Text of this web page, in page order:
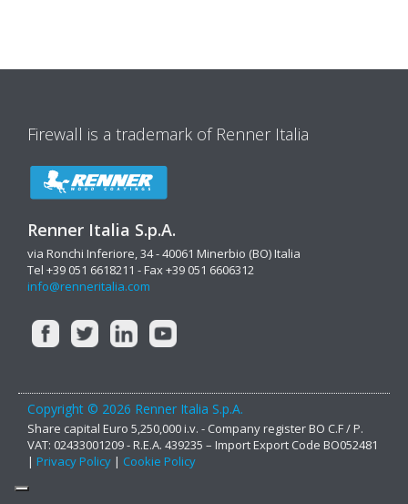
Firewall is a trademark of Renner Italia
Renner Italia S.p.A.
via Ronchi Inferiore, 34 - 40061 Minerbio (BO) Italia
Tel +39 051 6618211 - Fax +39 051 6606312
info@renneritalia.com
Copyright © 2026 Renner Italia S.p.A.
Share capital Euro 5,250,000 i.v. - Company register BO C.F / P.
VAT: 02433001209 - R.E.A. 439235 – Import Export Code BO052481
| Privacy Policy | Cookie Policy